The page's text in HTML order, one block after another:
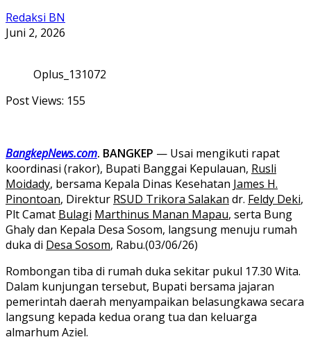
Redaksi BN
Juni 2, 2026
Oplus_131072
Post Views: 155
BangkepNews.com. BANGKEP — Usai mengikuti rapat
koordinasi (rakor), Bupati Banggai Kepulauan, Rusli
Moidady, bersama Kepala Dinas Kesehatan James H.
Pinontoan, Direktur RSUD Trikora Salakan dr. Feldy Deki,
Plt Camat Bulagi Marthinus Manan Mapau, serta Bung
Ghaly dan Kepala Desa Sosom, langsung menuju rumah
duka di Desa Sosom, Rabu.(03/06/26)
Rombongan tiba di rumah duka sekitar pukul 17.30 Wita.
Dalam kunjungan tersebut, Bupati bersama jajaran
pemerintah daerah menyampaikan belasungkawa secara
langsung kepada kedua orang tua dan keluarga
almarhum Aziel.